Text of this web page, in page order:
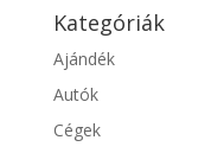
Kategóriák
Ajándék
Autók
Cégek